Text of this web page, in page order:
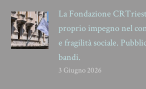
La Fondazione
proprio impegno nel
e fragilità sociale.
bandi.
3 Giugno 2026